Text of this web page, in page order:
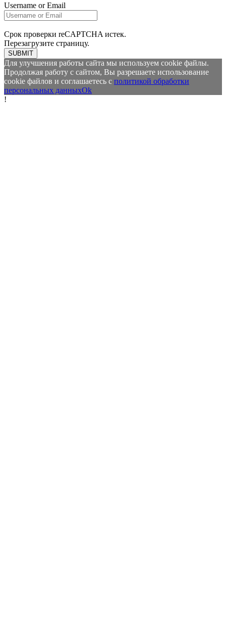
Username or Email
Срок проверки reCAPTCHA истек.
Перезагрузите страницу.
SUBMIT
Для улучшения работы сайта мы используем cookie файлы.
Продолжая работу с сайтом, Вы разрешаете использование
cookie файлов и соглашаетесь с политикой обработки
персональных данныхOk
!